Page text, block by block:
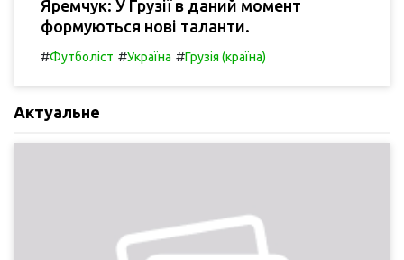
Яремчук: У Грузії в даний момент
формуються нові таланти.
#Футболіст #Україна #Грузія (країна)
Актуальне